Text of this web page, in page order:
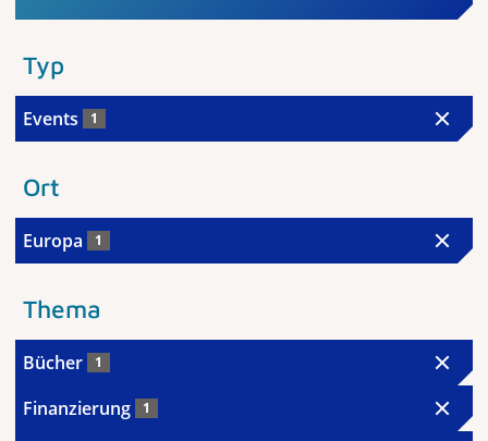
Typ
Events 1
Ort
Europa 1
Thema
Bücher 1
Finanzierung 1